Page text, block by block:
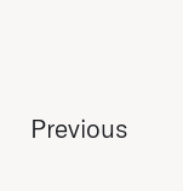
Previous